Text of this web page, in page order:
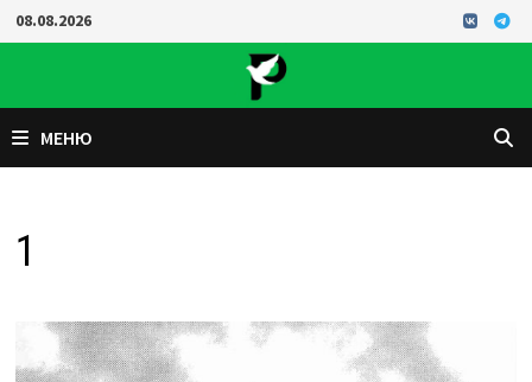
Перейти
к
08.08.2026
МЕНЮ
1